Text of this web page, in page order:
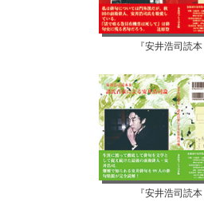
『安井浩司読
『安井浩司読